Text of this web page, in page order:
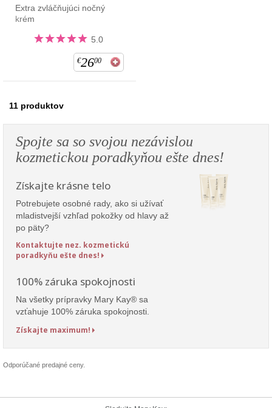
Extra zvláčňujúci nočný
krém
5.0
€2600
11 produktov
Spojte sa so svojou nezávislou
kozmetickou poradkyňou ešte dnes!
Získajte krásne telo
Potrebujete osobné rady, ako si užívať
mladistvejší vzhľad pokožky od hlavy až
po päty?
Kontaktujte nez. kozmetickú
poradkyňu ešte dnes!
100% záruka spokojnosti
Na všetky prípravky Mary Kay® sa
vzťahuje 100% záruka spokojnosti.
Získajte maximum!
Odporúčané predajné ceny.